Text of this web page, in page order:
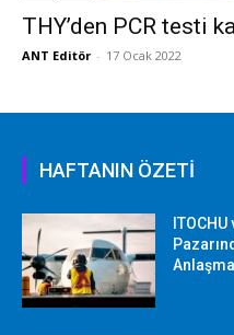
THY’den PCR testi
ANT Editör - 17 Ocak 2022
HAFTANIN ÖZETİ
Anlaşma